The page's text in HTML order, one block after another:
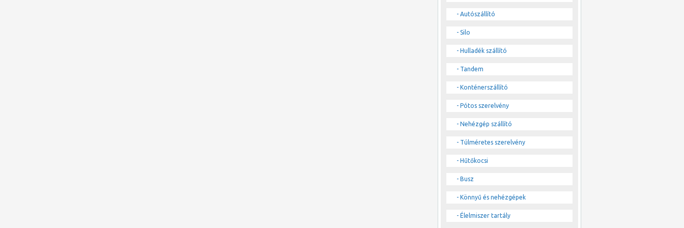
- Autószállító
- Silo
- Hulladék szállító
- Tandem
- Konténerszállító
- Pótos szerelvény
- Nehézgép szállító
- Túlméretes szerelvény
- Hűtőkocsi
- Busz
- Könnyű és nehézgépek
- Élelmiszer tartály